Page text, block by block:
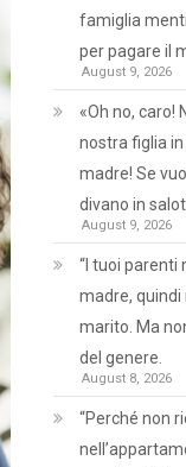
famiglia
per pagare il
August 9, 2026
«Oh no, caro!
nostra figlia
madre! Se
divano in
August 9, 2026
“I tuoi parenti
madre, quindi
marito. Ma
del genere.
August 8, 2026
“Perché non